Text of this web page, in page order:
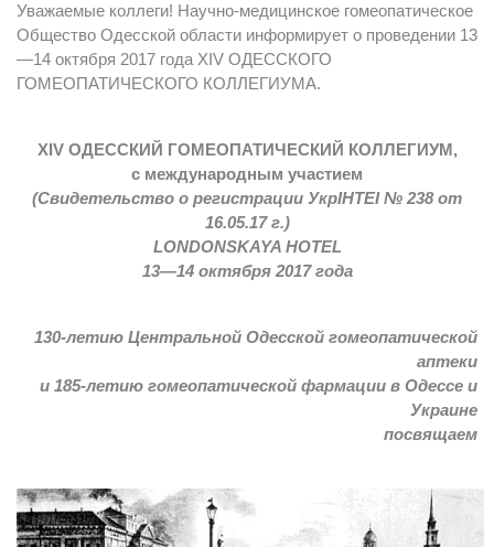
Уважаемые коллеги! Научно-медицинское гомеопатическое
Общество Одесской области информирует о проведении 13
—14 октября 2017 года XIV ОДЕССКОГО
ГОМЕОПАТИЧЕСКОГО КОЛЛЕГИУМА.
XIV ОДЕССКИЙ ГОМЕОПАТИЧЕСКИЙ КОЛЛЕГИУМ,
с международным участием
(Свидетельство о регистрации УкрIНТЕI № 238 от
16.05.17 г.)
LONDONSKAYA HOTEL
13—14 октября 2017 года
130-летию Центральной Одесской гомеопатической
аптеки
и 185-летию гомеопатической фармации в Одессе и
Украине
посвящаем